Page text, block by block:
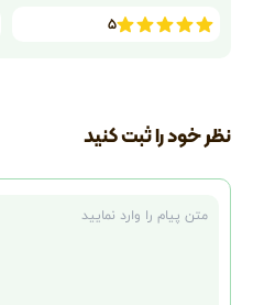
۵
نظر خود را ثبت کنید